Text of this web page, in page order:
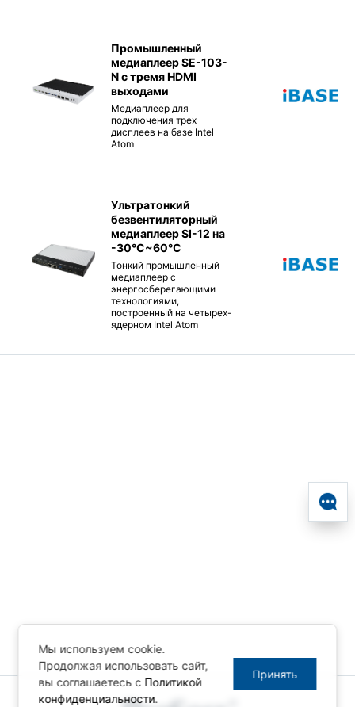
Промышленный
медиаплеер SE-103-
N с тремя HDMI
выходами
Медиаплеер для
подключения трех
дисплеев на базе Intel
Atom
Ультратонкий
безвентиляторный
медиаплеер SI-12 на
-30°C~60°C
Тонкий промышленный
медиаплеер с
энергосберегающими
технологиями,
построенный на четырех-
ядерном Intel Atom
Мы используем cookie.
Продолжая использовать сайт,
вы соглашаетесь с Политикой
конфиденциальности.
Принять